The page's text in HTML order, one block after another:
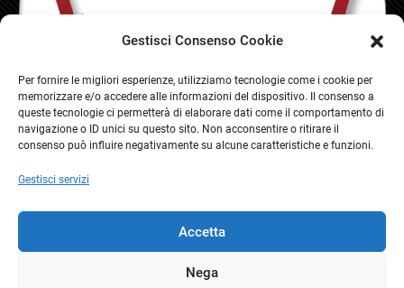
Gestisci Consenso Cookie
Per fornire le migliori esperienze, utilizziamo tecnologie come i cookie per
memorizzare e/o accedere alle informazioni del dispositivo. Il consenso a
queste tecnologie ci permetterà di elaborare dati come il comportamento di
navigazione o ID unici su questo sito. Non acconsentire o ritirare il
consenso può influire negativamente su alcune caratteristiche e funzioni.
Gestisci servizi
Accetta
Nega